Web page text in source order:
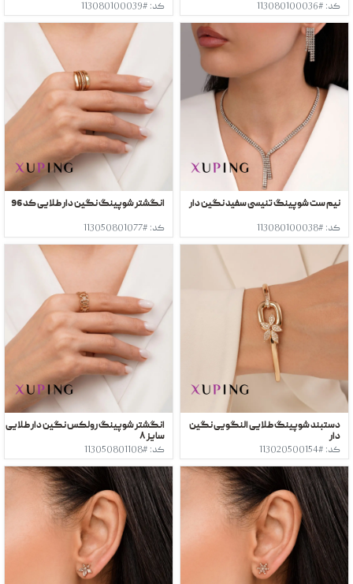
کد: #113080100036 کد: #113080100039
نیم ست شوپینگ تنیسی سفید نگین دار
کد: #113080100038
انگشتر شوپینگ نگین دار طلایی کد 96
کد: #113050801077
دستبند شوپینگ طلایی النگویی نگین
دار
کد: #113020500154
انگشتر شوپینگ رولکس نگین دار طلایی
سایز ٨
کد: #113050801108